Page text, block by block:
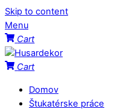
Skip to content
Menu
Cart
Cart
Domov
Štukatérske práce